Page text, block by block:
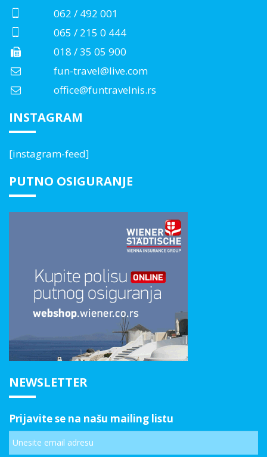
062 / 492 001
065 / 215 0 444
018 / 35 05 900
fun-travel@live.com
office@funtravelnis.rs
INSTAGRAM
[instagram-feed]
PUTNO OSIGURANJE
NEWSLETTER
Prijavite se na našu mailing listu